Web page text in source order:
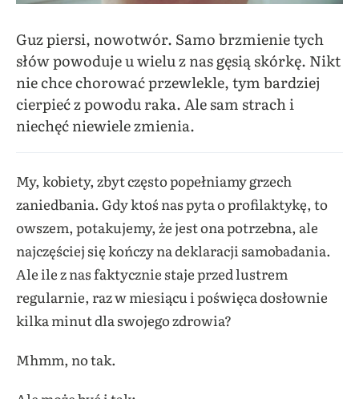
Guz piersi, nowotwór. Samo brzmienie tych
słów powoduje u wielu z nas gęsią skórkę. Nikt
nie chce chorować przewlekle, tym bardziej
cierpieć z powodu raka. Ale sam strach i
niechęć niewiele zmienia.
My, kobiety, zbyt często popełniamy grzech
zaniedbania. Gdy ktoś nas pyta o profilaktykę, to
owszem, potakujemy, że jest ona potrzebna, ale
najczęściej się kończy na deklaracji samobadania.
Ale ile z nas faktycznie staje przed lustrem
regularnie, raz w miesiącu i poświęca dosłownie
kilka minut dla swojego zdrowia?
Mhmm, no tak.